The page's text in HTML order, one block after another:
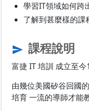
學習IT領域如何跨
了解到甚麼樣的課
send 課程說明
富捷 IT 培訓 成立至今
由幾位美國矽谷回國
培育 一流的導師才能